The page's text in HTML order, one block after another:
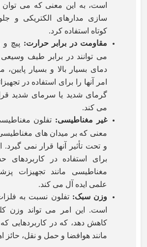
است، به این معنی که می توان
سازی مدارهای الکتریکی و
کوتاه استفاده کرد.
مقاومت در برابر حرارت: پیچ
می توانند در برابر طیف وسیعی
دمای بسیار بالا و بسیار پایین،
امر آنها را برای استفاده در
گرمای شدید یا سرمای شدید
می کند.
غیر مغناطیسی: تفلون
معنی که بر میدان های مغناطیسی
و تحت تأثیر آنها قرار نمی گیرد.
برای استفاده در
مغناطیسی مانند تجهیزات
علمی ایده آل می کند.
وزن سبک: تفلون نسبت به
است. این امر می تواند وزن
کاهش دهد، که در کاربردهایی
مانند هوافضا و حمل و نقل،